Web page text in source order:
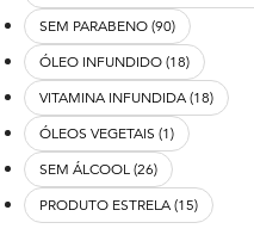
SEM PARABENO (90)
ÓLEO INFUNDIDO (18)
VITAMINA INFUNDIDA (18)
ÓLEOS VEGETAIS (1)
SEM ÁLCOOL (26)
PRODUTO ESTRELA (15)